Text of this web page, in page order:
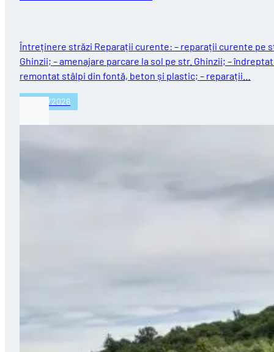
Întreținere străzi Reparații curente: – reparații curente pe
Ghinzii; – amenajare parcare la sol pe str. Ghinzii; –
remontat stâlpi din fontă, beton și plastic; – reparații…
27/07/2026